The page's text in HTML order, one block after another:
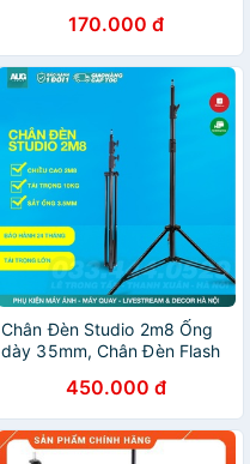
170.000 đ
Chân Đèn Studio 2m8 Ống
dày 35mm, Chân Đèn Flash
Chân Đèn Livestream
450.000 đ